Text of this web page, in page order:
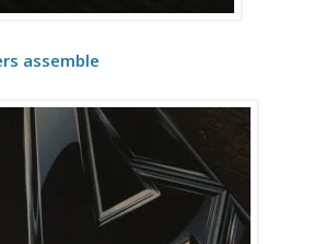
assemble